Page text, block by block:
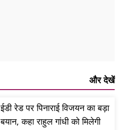
और देखें
ईडी रेड पर पिनाराई विजयन का बड़ा
बयान, कहा राहुल गांधी को मिलेगी